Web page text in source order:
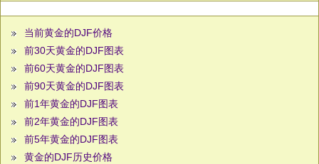
当前黄金的DJF价格
前30天黄金的DJF图表
前60天黄金的DJF图表
前90天黄金的DJF图表
前1年黄金的DJF图表
前2年黄金的DJF图表
前5年黄金的DJF图表
黄金的DJF历史价格